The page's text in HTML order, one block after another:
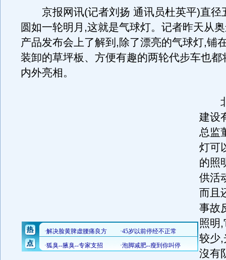
京报网讯(记者刘扬 通讯员杜英平)直径
圆如一轮明月,这就是气球灯。记者昨天从
产品发布会上了解到,除了漂亮的气球灯,铺
装卸的草坪板、方便有趣的两轮代步车也都
内外亮相。
北
建设
总监
灯可
的照
供活
而且
事故
照明
较少,
沒有